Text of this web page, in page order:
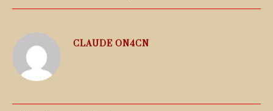
CLAUDE ON4CN